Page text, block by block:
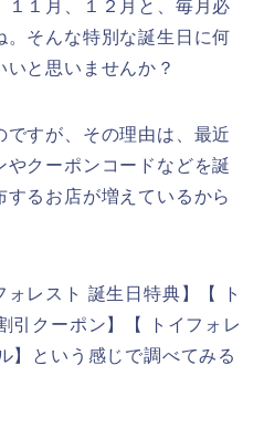
１１月、１２月と、毎月必
そんな特別な誕生日に何
と思いませんか？
ですが、その理由は、最近
クーポンコードなどを誕
るお店が増えているから
レスト 誕生日特典】【 ト
引クーポン】【 トイフォレ
】という感じで調べてみる